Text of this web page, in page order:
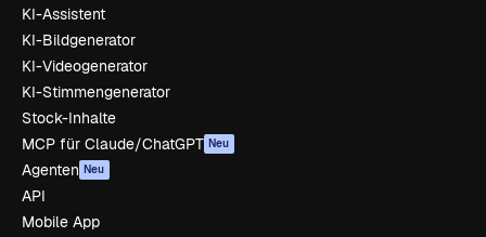
KI-Assistent
KI-Bildgenerator
KI-Videogenerator
KI-Stimmengenerator
Stock-Inhalte
MCP für Claude/ChatGPT Neu
Agenten Neu
API
Mobile App